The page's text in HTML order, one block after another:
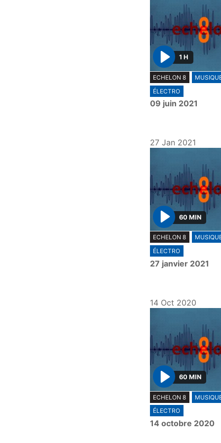
P
l
a
y
1 H
ECHELON 8
ÉLECTRO
09 juin 2021
27 Jan 2021
P
l
a
y
60 MIN
ECHELON 8
ÉLECTRO
27 janvier 2021
14 Oct 2020
P
l
a
y
60 MIN
ECHELON 8
ÉLECTRO
14 octobre 2020